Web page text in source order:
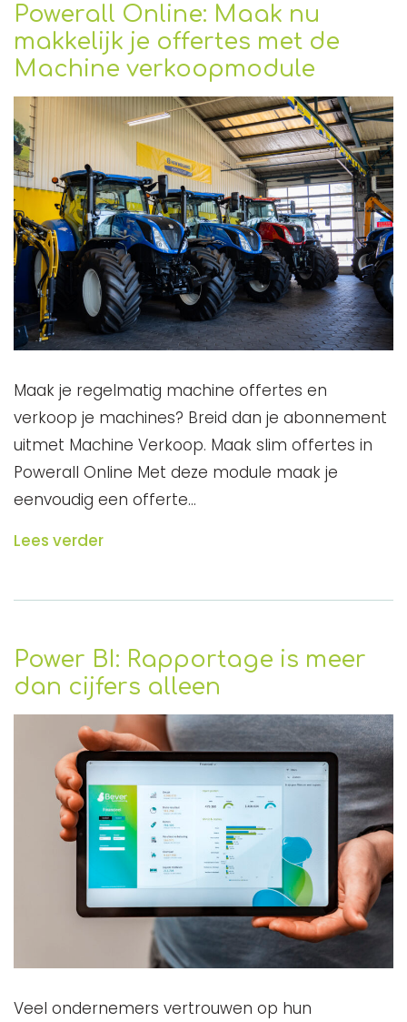
Powerall Online: Maak nu
makkelijk je offertes met de
Machine verkoopmodule
Maak je regelmatig machine offertes en
verkoop je machines? Breid dan je abonnement
uitmet Machine Verkoop. Maak slim offertes in
Powerall Online Met deze module maak je
eenvoudig een offerte…
Lees verder
Power BI: Rapportage is meer
dan cijfers alleen
Veel ondernemers vertrouwen op hun